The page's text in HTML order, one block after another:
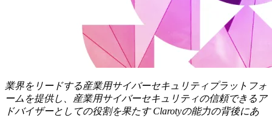
業界をリードする産業用サイバーセキュリティプラットフォ
ームを提供し、産業用サイバーセキュリティの信頼できるア
ドバイザーとしての役割を果たす Clarotyの能力の背後にあ